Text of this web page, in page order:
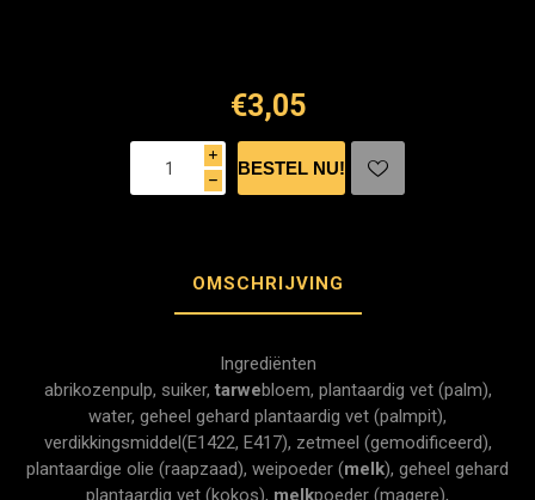
€3,05
i
h
OMSCHRIJVING
Ingrediënten
abrikozenpulp, suiker, tarwebloem, plantaardig vet (palm),
water, geheel gehard plantaardig vet (palmpit),
verdikkingsmiddel(E1422, E417), zetmeel (gemodificeerd),
plantaardige olie (raapzaad), weipoeder (melk), geheel gehard
plantaardig vet (kokos), melkpoeder (magere),